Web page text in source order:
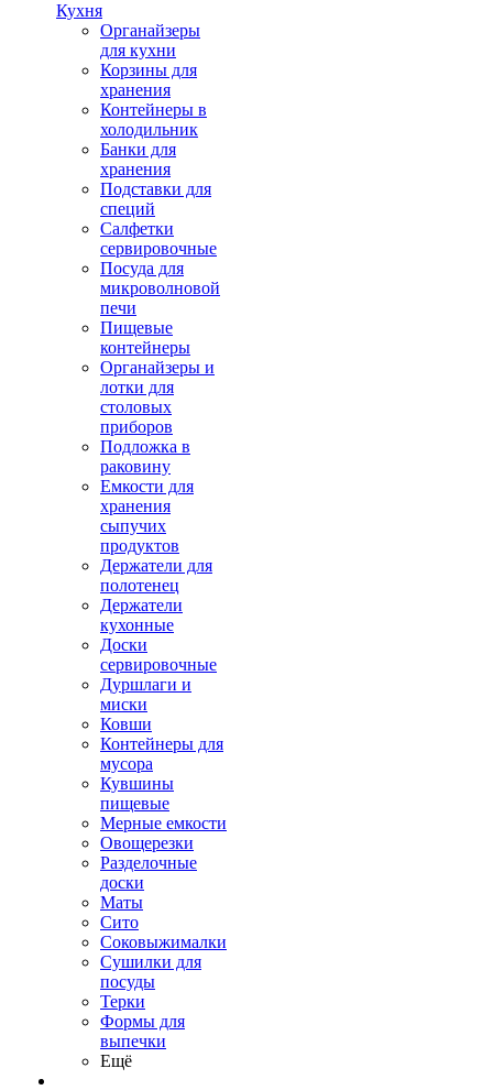
Кухня
Органайзеры
для кухни
Корзины для
хранения
Контейнеры в
холодильник
Банки для
хранения
Подставки для
специй
Салфетки
сервировочные
Посуда для
микроволновой
печи
Пищевые
контейнеры
Органайзеры и
лотки для
столовых
приборов
Подложка в
раковину
Емкости для
хранения
сыпучих
продуктов
Держатели для
полотенец
Держатели
кухонные
Доски
сервировочные
Дуршлаги и
миски
Ковши
Контейнеры для
мусора
Кувшины
пищевые
Мерные емкости
Овощерезки
Разделочные
доски
Маты
Сито
Соковыжималки
Сушилки для
посуды
Терки
Формы для
выпечки
Ещё